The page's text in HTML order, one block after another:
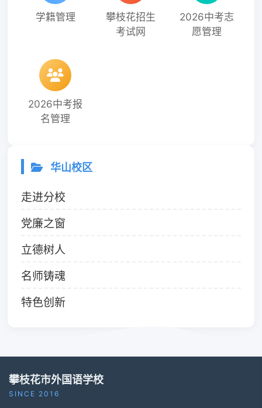
学籍管理
攀枝花招生
考试网
2026中考志
愿管理
2026中考报
名管理
华山校区
走进分校
党廉之窗
立德树人
名师铸魂
特色创新
攀枝花市外国语学校
SINCE 2016